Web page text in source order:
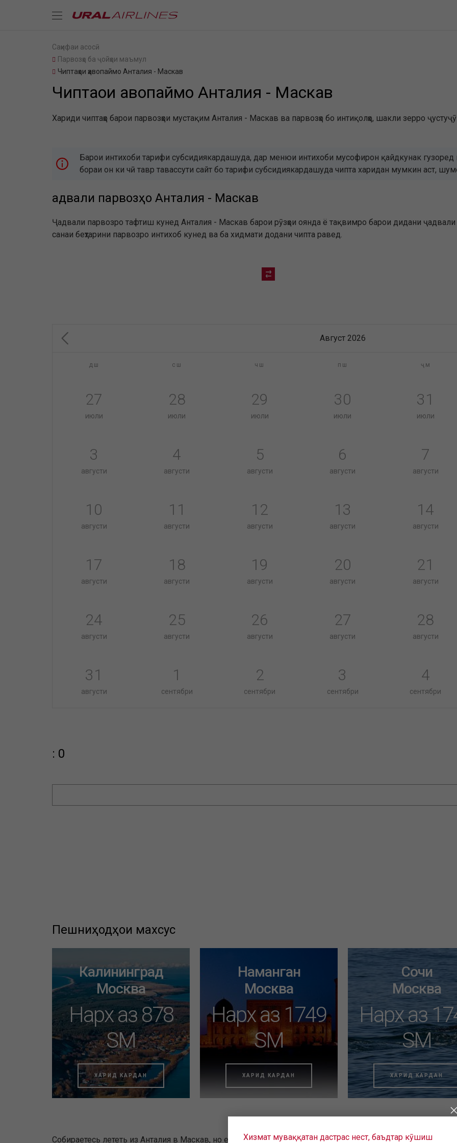
Саҳифаи асосӣ
Парвозҳо ба ҷойҳои маъмул
Чиптаҳои ҳавопаймо Анталия - Маскав
Чиптаҳои ҳавопаймо Анталия - Маскав
Хариди чиптаҳо барои парвозҳои мустақим Анталия - Маскав ва парвозҳо бо интиқолҳо, шакли зерро
Барои интихоби тарифи субсидиякардашуда, дар менюи интихоби мусофирон қайдкунак гузоред
бораи он ки чӣ тавр тавассути сайт бо тарифи субсидиякардашуда чипта харидан мумкин аст,
Ҷадвали парвозҳо Анталия - Маскав
Ҷадвали парвозро тафтиш кунед Анталия - Маскав барои рӯзҳои оянда ё тақвимро барои дидани
санаи беҳтарини парвозро интихоб кунед ва ба хидмати додани чипта равед.
Август 2026
дш сш чш пш ҷм
27
июли
28
июли
29
июли
30
июли
31
июли
3
августи
4
августи
5
августи
6
августи
7
августи
10
августи
11
августи
12
августи
13
августи
14
августи
17
августи
18
августи
19
августи
20
августи
21
августи
24
августи
25
августи
26
августи
27
августи
28
августи
31
августи
1
сентябри
2
сентябри
3
сентябри
4
сентябри
: 0
Пешниҳодҳои махсус
Калининград
Москва
Нарх аз 878
SM
ХАРИД КАРДАН
Наманган
Москва
Нарх аз 1749
SM
ХАРИД КАРДАН
Сочи
Москва
Нарх аз
SM
ХАРИД КАРДАН
Собираетесь лететь из Анталия в Маскав, но ещё не нашли подходящиеХизмат муваққатан дастрас нест, баъдтар кӯшиш